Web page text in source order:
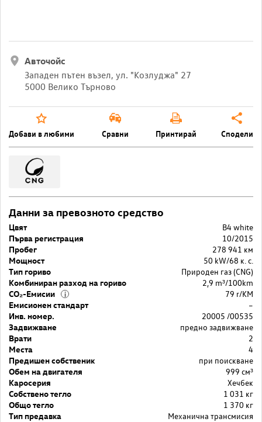
Авточойс
Западен пътен възел, ул. "Козлуджа" 27
5000 Велико Търново
Добави в любими Сравни Принтирай Сподели
Данни за превозното средство
Цвят
B4 white
Първа регистрация
10/2015
Пробег
278 941 км
Мощност
50 kW/68 к. с.
Тип гориво
Природен газ (CNG)
Комбиниран разход на гориво
2,9 m³/100km
CO₂-Емисии
i
79 r/KM
Емисионен стандарт
–
Инв. номер.
20005 /00535
Задвижване
предно задвижване
Врати
2
Места
4
Предишен собственик
при поискване
Обем на двигателя
999 cм³
Каросерия
Хечбек
Собствено тегло
1 031 кг
Общо тегло
1 370 кг
Тип предавка
Механична трансмисия